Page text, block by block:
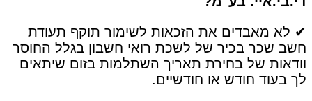
✔ לא מאבדים את הזכאות לשימור תוקף תעודת
חשב שכר בכיר של לשכת רואי חשבון בגלל החוסר
וודאות של בחירת תאריך השתלמות בזום שיתאים
לך בעוד חודש או חודשיים.